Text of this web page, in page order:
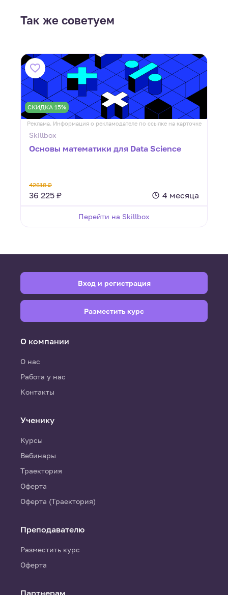
Так же советуем
СКИДКА 15%
Реклама. Информация о рекламодателе по ссылке на карточке
Skillbox
Основы математики для Data Science
42618 ₽
36 225 ₽ 4 месяца
Перейти на Skillbox
О компании
О нас
Работа у нас
Контакты
Ученику
Курсы
Вебинары
Траектория
Оферта
Оферта (Траектория)
Преподавателю
Разместить курс
Оферта
Партнерам
Вход и регистрация
Разместить курс